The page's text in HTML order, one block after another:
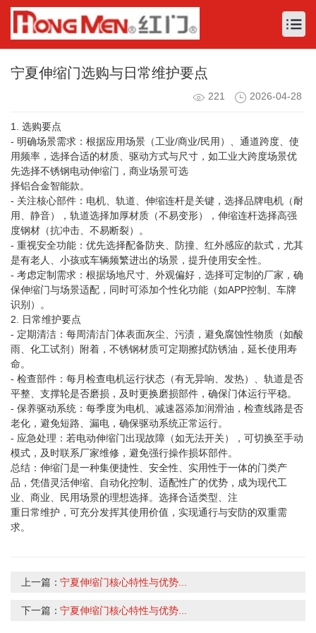
宁夏伸缩门选购与日常维护要点
221 2026-04-28
1. 选购要点
- 明确场景需求：根据应用场景（工业/商业/民用）、通道跨度、使
用频率，选择合适的材质、驱动方式与尺寸，如工业大跨度场景优
先选择不锈钢电动伸缩门，商业场景可选
择铝合金智能款。
- 关注核心部件：电机、轨道、伸缩连杆是关键，选择品牌电机（耐
用、静音），轨道选择加厚材质（不易变形），伸缩连杆选择高强
度钢材（抗冲击、不易断裂）。
- 重视安全功能：优先选择配备防夹、防撞、红外感应的款式，尤其
是有老人、小孩或车辆频繁进出的场景，提升使用安全性。
- 考虑定制需求：根据场地尺寸、外观偏好，选择可定制的厂家，确
保伸缩门与场景适配，同时可添加个性化功能（如APP控制、车牌
识别）。
2. 日常维护要点
- 定期清洁：每周清洁门体表面灰尘、污渍，避免腐蚀性物质（如酸
雨、化工试剂）附着，不锈钢材质可定期擦拭防锈油，延长使用寿
命。
- 检查部件：每月检查电机运行状态（有无异响、发热）、轨道是否
平整、支撑轮是否磨损，及时更换磨损部件，确保门体运行平稳。
- 保养驱动系统：每季度为电机、减速器添加润滑油，检查线路是否
老化，避免短路、漏电，确保驱动系统正常运行。
- 应急处理：若电动伸缩门出现故障（如无法开关），可切换至手动
模式，及时联系厂家维修，避免强行操作损坏部件。
总结：伸缩门是一种集便捷性、安全性、实用性于一体的门类产
品，凭借灵活伸缩、自动化控制、适配性广的优势，成为现代工
业、商业、民用场景的理想选择。选择合适类型、注
重日常维护，可充分发挥其使用价值，实现通行与安防的双重需
求。
上一篇：宁夏伸缩门核心特性与优势...
下一篇：宁夏伸缩门核心特性与优势...